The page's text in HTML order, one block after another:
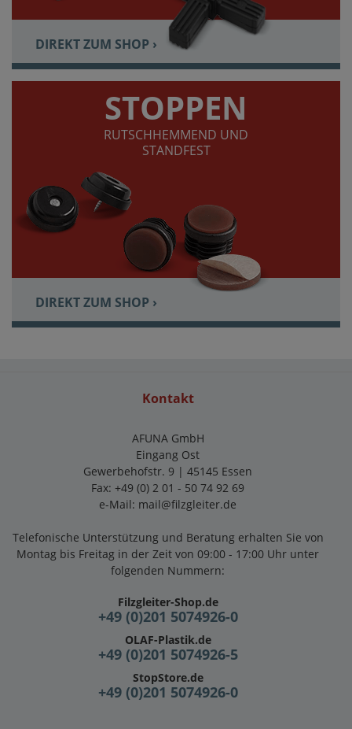
DIREKT ZUM SHOP ›
STOPPEN
RUTSCHHEMMEND UND
STANDFEST
DIREKT ZUM SHOP ›
Kontakt
AFUNA GmbH
Eingang Ost
Gewerbehofstr. 9 | 45145 Essen
Fax: +49 (0) 2 01 - 50 74 92 69
e-Mail: mail@filzgleiter.de
Telefonische Unterstützung und Beratung erhalten Sie von
Montag bis Freitag in der Zeit von 09:00 - 17:00 Uhr unter
folgenden Nummern:
Filzgleiter-Shop.de
+49 (0)201 5074926-0
OLAF-Plastik.de
+49 (0)201 5074926-5
StopStore.de
+49 (0)201 5074926-0